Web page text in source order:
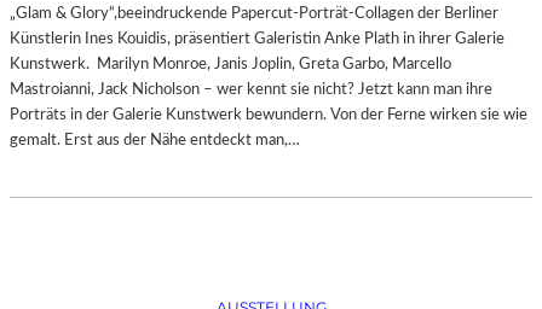
„Glam & Glory“,beeindruckende Papercut-Porträt-Collagen der Berliner
Künstlerin Ines Kouidis, präsentiert Galeristin Anke Plath in ihrer Galerie
Kunstwerk. Marilyn Monroe, Janis Joplin, Greta Garbo, Marcello
Mastroianni, Jack Nicholson – wer kennt sie nicht? Jetzt kann man ihre
Porträts in der Galerie Kunstwerk bewundern. Von der Ferne wirken sie wie
gemalt. Erst aus der Nähe entdeckt man,…